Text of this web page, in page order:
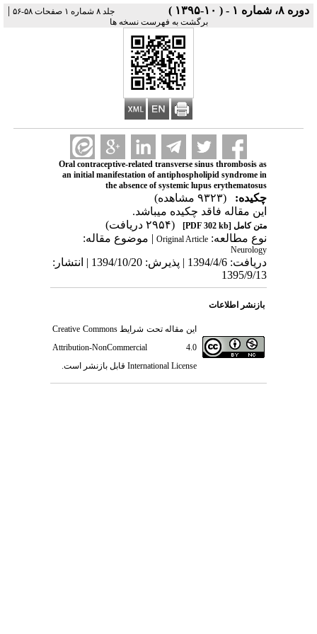
دوره ۸، شماره ۱ - ( ۱۰-۱۳۹۵ ) جلد ۸ شماره ۱ صفحات ۵۸-۵۶ |
برگشت به فهرست نسخه ها
Oral contraceptive-related transverse sinus thrombosis as
an initial manifestation of antiphospholipid syndrome in
the absence of systemic lupus erythematosus
چکیده:
(۹۳۲۳ مشاهده)
این مقاله فاقد چکیده می​باشد.
متن کامل[PDF 302 kb]
(۲۹۵۴ دریافت)
نوع مطالعه: Original Article| موضوع مقاله:
Neurology
دریافت: 1394/4/6 | پذیرش: 1394/10/20 | انتشار:
1395/9/13
بازنشر اطلاعات
این مقاله تحت شرایطCreative Commons
Attribution-NonCommercial 4.0
International License قابل بازنشر است.